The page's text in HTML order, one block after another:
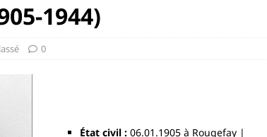
1944)
0
État civil :06.01.1905 à Rougefay |